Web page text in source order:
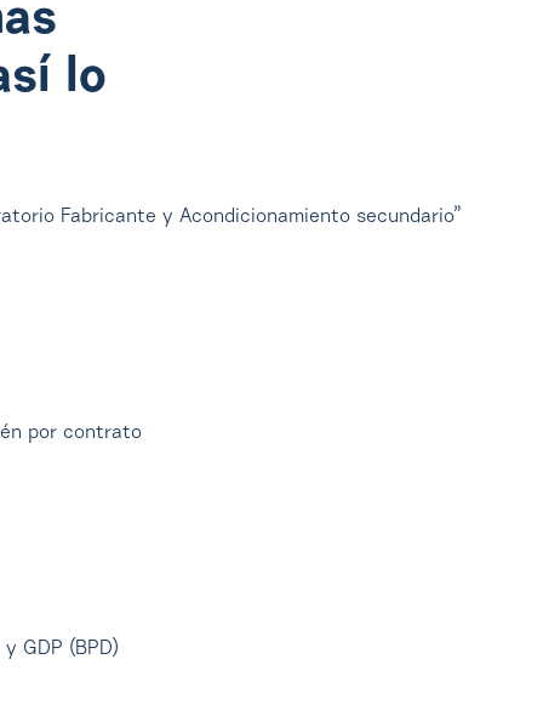
lo
Fabricante y Acondicionamiento secundario”
por contrato
GDP (BPD)